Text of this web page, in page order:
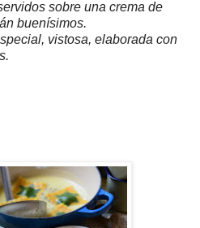
sobre una crema de
buenísimos.
vistosa, elaborada con